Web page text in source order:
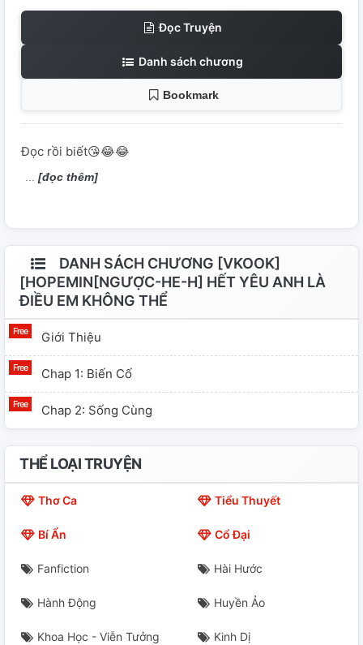
Đọc Truyện
Danh sách chương
Bookmark
Đọc rồi biết😘😂😂
[đọc thêm]
DANH SÁCH CHƯƠNG [VKOOK]
[HOPEMIN[NGƯỢC-HE-H] HẾT YÊU ANH LÀ
ĐIỀU EM KHÔNG THỂ
Giới Thiệu
Chap 1: Biến Cố
Chap 2: Sống Cùng
THỂ LOẠI TRUYỆN
Thơ Ca Tiểu Thuyết
Bí Ẩn Cổ Đại
Fanfiction Hài Hước
Hành Động Huyền Ảo
Khoa Học - Viễn Tưởng Kinh Dị